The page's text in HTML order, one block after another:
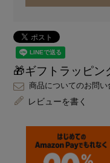
🎁ギフトラッピン
商品についてのお問い
レビューを書く